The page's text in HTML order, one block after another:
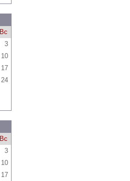
Вс
3
10
17
24
Вс
3
10
17